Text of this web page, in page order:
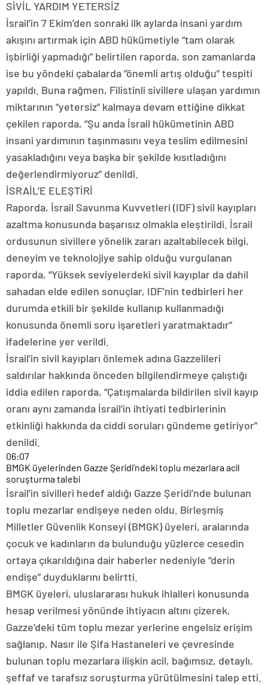
SİVİL YARDIM YETERSİZ
İsrail’in 7 Ekim’den sonraki ilk aylarda insani yardım
akışını artırmak için ABD hükümetiyle “tam olarak
işbirliği yapmadığı” belirtilen raporda, son zamanlarda
ise bu yöndeki çabalarda “önemli artış olduğu” tespiti
yapıldı. Buna rağmen, Filistinli sivillere ulaşan yardımın
miktarının “yetersiz” kalmaya devam ettiğine dikkat
çekilen raporda, “Şu anda İsrail hükümetinin ABD
insani yardımının taşınmasını veya teslim edilmesini
yasakladığını veya başka bir şekilde kısıtladığını
değerlendirmiyoruz” denildi.
İSRAİL’E ELEŞTİRİ
Raporda, İsrail Savunma Kuvvetleri (IDF) sivil kayıpları
azaltma konusunda başarısız olmakla eleştirildi. İsrail
ordusunun sivillere yönelik zararı azaltabilecek bilgi,
deneyim ve teknolojiye sahip olduğu vurgulanan
raporda, “Yüksek seviyelerdeki sivil kayıplar da dahil
sahadan elde edilen sonuçlar, IDF’nin tedbirleri her
durumda etkili bir şekilde kullanıp kullanmadığı
konusunda önemli soru işaretleri yaratmaktadır”
ifadelerine yer verildi.
İsrail’in sivil kayıpları önlemek adına Gazzelileri
saldırılar hakkında önceden bilgilendirmeye çalıştığı
iddia edilen raporda, “Çatışmalarda bildirilen sivil kayıp
oranı aynı zamanda İsrail’in ihtiyati tedbirlerinin
etkinliği hakkında da ciddi soruları gündeme getiriyor”
denildi.
06:07
BMGK üyelerinden Gazze Şeridi’ndeki toplu mezarlara acil
soruşturma talebi
İsrail’in sivilleri hedef aldığı Gazze Şeridi’nde bulunan
toplu mezarlar endişeye neden oldu. Birleşmiş
Milletler Güvenlik Konseyi (BMGK) üyeleri, aralarında
çocuk ve kadınların da bulunduğu yüzlerce cesedin
ortaya çıkarıldığına dair haberler nedeniyle “derin
endişe” duyduklarını belirtti.
BMGK üyeleri, uluslararası hukuk ihlalleri konusunda
hesap verilmesi yönünde ihtiyacın altını çizerek,
Gazze’deki tüm toplu mezar yerlerine engelsiz erişim
sağlanıp, Nasır ile Şifa Hastaneleri ve çevresinde
bulunan toplu mezarlara ilişkin acil, bağımsız, detaylı,
şeffaf ve tarafsız soruşturma yürütülmesini talep etti.